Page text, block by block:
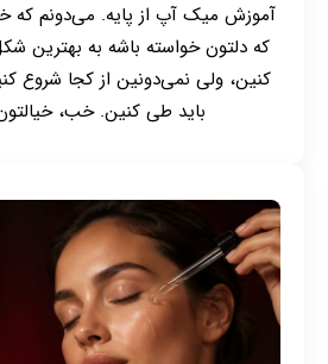
آموزش میک آپ از پایه. می‌دونم که
که دلتون خواسته باشه به بهترین
کنین، ولی نمی‌دونین از کجا شروع
باید طی کنین. خب،